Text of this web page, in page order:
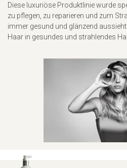
Diese luxuriöse Produktlinie wurde
zu pflegen, zu reparieren und zum
immer gesund und glänzend
Haar in gesundes und strahlendes